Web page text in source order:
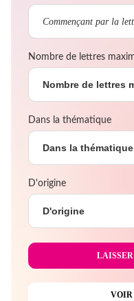
Nombre de lettres
Nombre de lettres
Dans la thématique
Dans la thématique
D'origine
D'origine